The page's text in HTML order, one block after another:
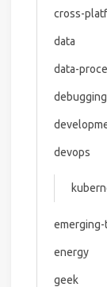
cross-
data
data-
debugging
devops
emerging-
energy
geek